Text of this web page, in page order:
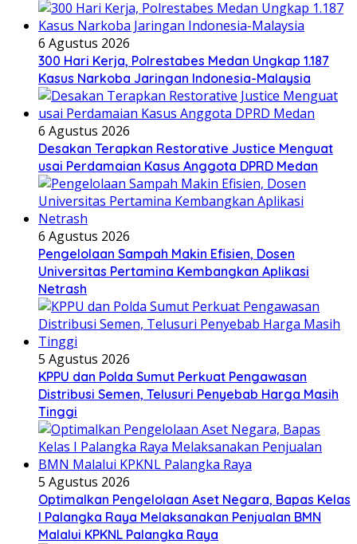
6 Agustus 2026
300 Hari Kerja, Polrestabes Medan Ungkap 1.187
Kasus Narkoba Jaringan Indonesia-Malaysia
6 Agustus 2026
Desakan Terapkan Restorative Justice Menguat
usai Perdamaian Kasus Anggota DPRD Medan
6 Agustus 2026
Pengelolaan Sampah Makin Efisien, Dosen
Universitas Pertamina Kembangkan Aplikasi
Netrash
5 Agustus 2026
KPPU dan Polda Sumut Perkuat Pengawasan
Distribusi Semen, Telusuri Penyebab Harga Masih
Tinggi
5 Agustus 2026
Optimalkan Pengelolaan Aset Negara, Bapas Kelas
I Palangka Raya Melaksanakan Penjualan BMN
Malalui KPKNL Palangka Raya